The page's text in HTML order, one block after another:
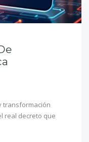
transformación
real decreto que